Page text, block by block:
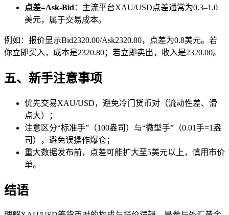
点差=Ask-Bid ：主流平台XAU/USD点差通常为0.3–1.0
美元，属于交易成本。
例如：报价显示Bid2320.00/Ask2320.80，点差为0.8美元。若
你立即买入，成本是2320.80；若立即卖出，收入是2320.00。
五、新手注意事项
优先交易XAU/USD，避免冷门货币对（流动性差、滑
点大）；
注意区分“标准手”（100盎司）与“微型手”（0.01手=1盎
司），避免误操作爆仓；
重大数据发布前，点差可能扩大至5美元以上，慎用市价
单。
结语